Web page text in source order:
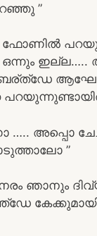
”
ഫോണിൽ
ഒന്നും
ബര്ത്ഡേ
അപ്പൊ
”
ഞാനും